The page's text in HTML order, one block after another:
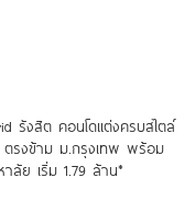
รังสิต คอนโดแต่งครบสไตล์
ตรงข้าม ม.กรุงเทพ พร้อม
ลัย เริ่ม 1.79 ล้าน*